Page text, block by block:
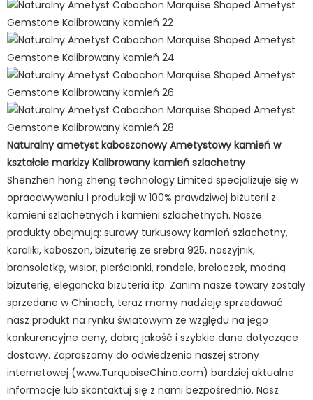
Naturalny ametyst kaboszonowy Ametystowy kamień w
kształcie markizy Kalibrowany kamień szlachetny
Shenzhen hong zheng technology Limited specjalizuje się w
opracowywaniu i produkcji w 100% prawdziwej biżuterii z
kamieni szlachetnych i kamieni szlachetnych. Nasze
produkty obejmują: surowy turkusowy kamień szlachetny,
koraliki, kaboszon, biżuterię ze srebra 925, naszyjnik,
bransoletkę, wisior, pierścionki, rondele, breloczek, modną
biżuterię, elegancka biżuteria itp. Zanim nasze towary zostały
sprzedane w Chinach, teraz mamy nadzieję sprzedawać
nasz produkt na rynku światowym ze względu na jego
konkurencyjne ceny, dobrą jakość i szybkie dane dotyczące
dostawy. Zapraszamy do odwiedzenia naszej strony
internetowej (www.TurquoiseChina.com) bardziej aktualne
informacje lub skontaktuj się z nami bezpośrednio. Nasz